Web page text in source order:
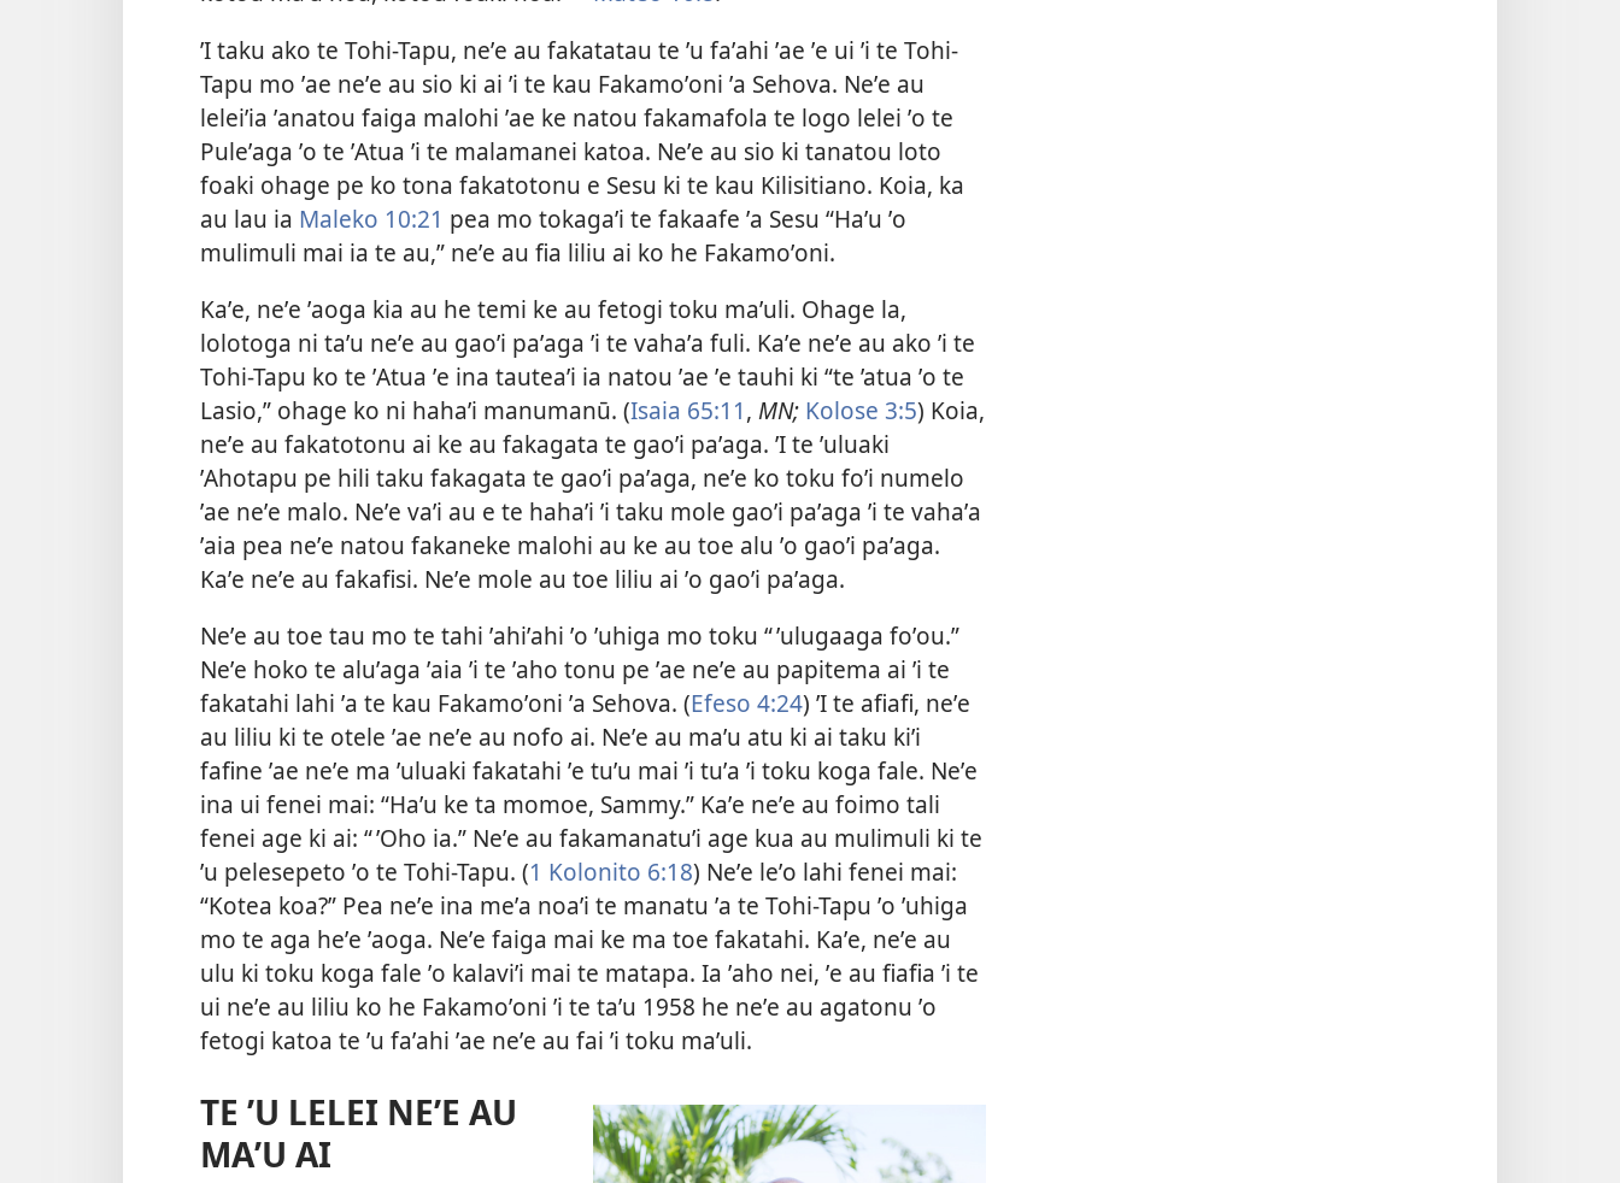
ʼI taku ako te Tohi-Tapu, neʼe au fakatatau te ʼu faʼahi ʼae ʼe ui ʼi te Tohi-
Tapu mo ʼae neʼe au sio ki ai ʼi te kau Fakamoʼoni ʼa Sehova. Neʼe au
leleiʼia ʼanatou faiga malohi ʼae ke natou fakamafola te logo lelei ʼo te
Puleʼaga ʼo te ʼAtua ʼi te malamanei katoa. Neʼe au sio ki tanatou loto
foaki ohage pe ko tona fakatotonu e Sesu ki te kau Kilisitiano. Koia, ka
au lau ia Maleko 10:21 pea mo tokagaʼi te fakaafe ʼa Sesu “Haʼu ʼo
mulimuli mai ia te au,” neʼe au fia liliu ai ko he Fakamoʼoni.
Kaʼe, neʼe ʼaoga kia au he temi ke au fetogi toku maʼuli. Ohage la,
lolotoga ni taʼu neʼe au gaoʼi paʼaga ʼi te vahaʼa fuli. Kaʼe neʼe au ako ʼi te
Tohi-Tapu ko te ʼAtua ʼe ina tauteaʼi ia natou ʼae ʼe tauhi ki “te ’atua ʼo te
Lasio,” ohage ko ni hahaʼi manumanū. (Isaia 65:​11, MN; Kolose 3:⁠5) Koia,
neʼe au fakatotonu ai ke au fakagata te gaoʼi paʼaga. ʼI te ʼuluaki
ʼAhotapu pe hili taku fakagata te gaoʼi paʼaga, neʼe ko toku foʼi numelo
ʼae neʼe malo. Neʼe vaʼi au e te hahaʼi ʼi taku mole gaoʼi paʼaga ʼi te vahaʼa
ʼaia pea neʼe natou fakaneke malohi au ke au toe alu ʼo gaoʼi paʼaga.
Kaʼe neʼe au fakafisi. Neʼe mole au toe liliu ai ʼo gaoʼi paʼaga.
Neʼe au toe tau mo te tahi ʼahiʼahi ʼo ʼuhiga mo toku “ ʼulugaaga foʼou.”
Neʼe hoko te aluʼaga ʼaia ʼi te ʼaho tonu pe ʼae neʼe au papitema ai ʼi te
fakatahi lahi ʼa te kau Fakamoʼoni ʼa Sehova. (Efeso 4:24) ʼI te afiafi, neʼe
au liliu ki te otele ʼae neʼe au nofo ai. Neʼe au maʼu atu ki ai taku kiʼi
fafine ʼae neʼe ma ʼuluaki fakatahi ʼe tuʼu mai ʼi tuʼa ʼi toku koga fale. Neʼe
ina ui fenei mai: “Haʼu ke ta momoe, Sammy.” Kaʼe neʼe au foimo tali
fenei age ki ai: “ ʼOho ia.” Neʼe au fakamanatuʼi age kua au mulimuli ki te
ʼu pelesepeto ʼo te Tohi-Tapu. (1 Kolonito 6:18) Neʼe leʼo lahi fenei mai:
“Kotea koa?” Pea neʼe ina meʼa noaʼi te manatu ʼa te Tohi-Tapu ʼo ʼuhiga
mo te aga heʼe ʼaoga. Neʼe faiga mai ke ma toe fakatahi. Kaʼe, neʼe au
ulu ki toku koga fale ʼo kalaviʼi mai te matapa. Ia ʼaho nei, ʼe au fiafia ʼi te
ui neʼe au liliu ko he Fakamoʼoni ʼi te taʼu 1958 he neʼe au agatonu ʼo
fetogi katoa te ʼu faʼahi ʼae neʼe au fai ʼi toku maʼuli.
TE ’U LELEI NEʼE AU
MAʼU AI